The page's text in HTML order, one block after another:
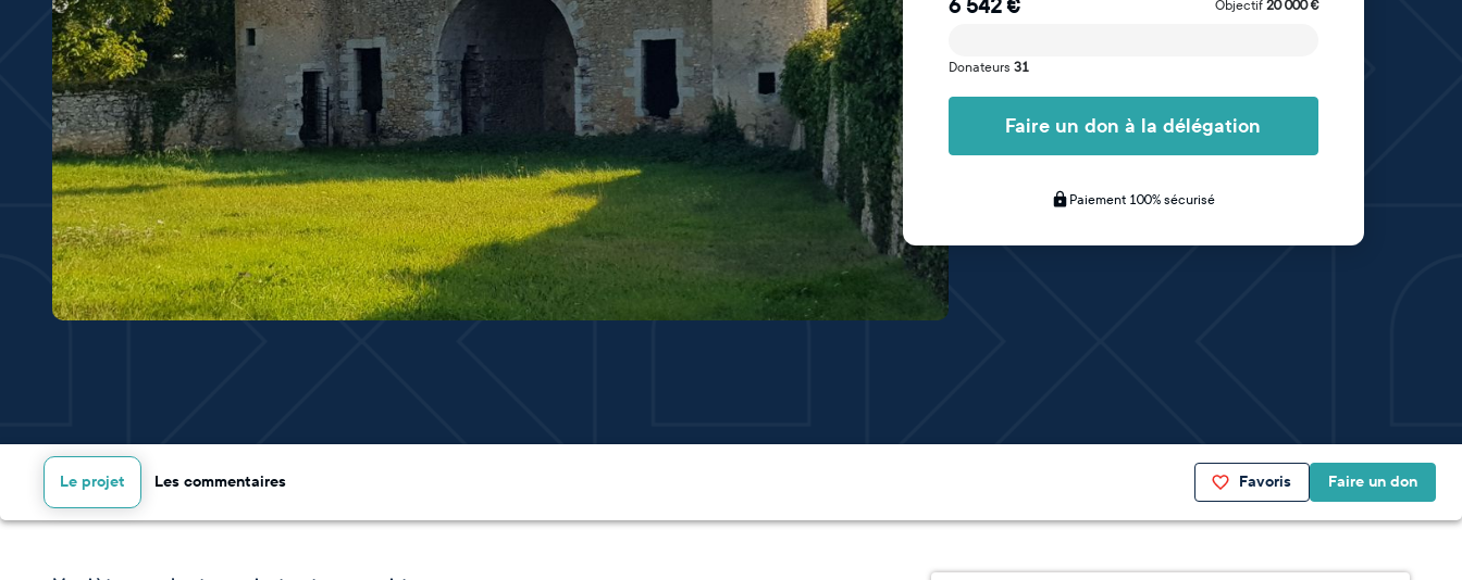
6 542€ Objectif 20 000€
Donateurs 31
Faire un don à la délégation
Paiement 100% sécurisé
Favoris Faire un don
Le projet Les commentaires